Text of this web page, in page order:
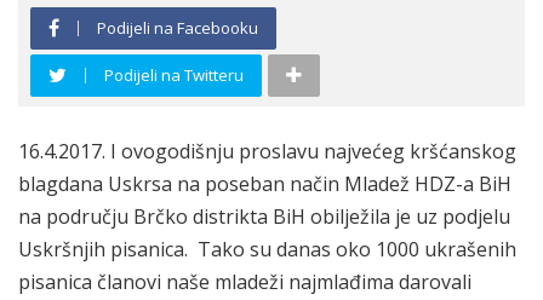
Podijeli na Facebooku
Podijeli na Twitteru
16.4.2017. I ovogodišnju proslavu najvećeg kršćanskog
blagdana Uskrsa na poseban način Mladež HDZ-a BiH
na području Brčko distrikta BiH obilježila je uz podjelu
Uskršnjih pisanica. Tako su danas oko 1000 ukrašenih
pisanica članovi naše mladeži najmlađima darovali